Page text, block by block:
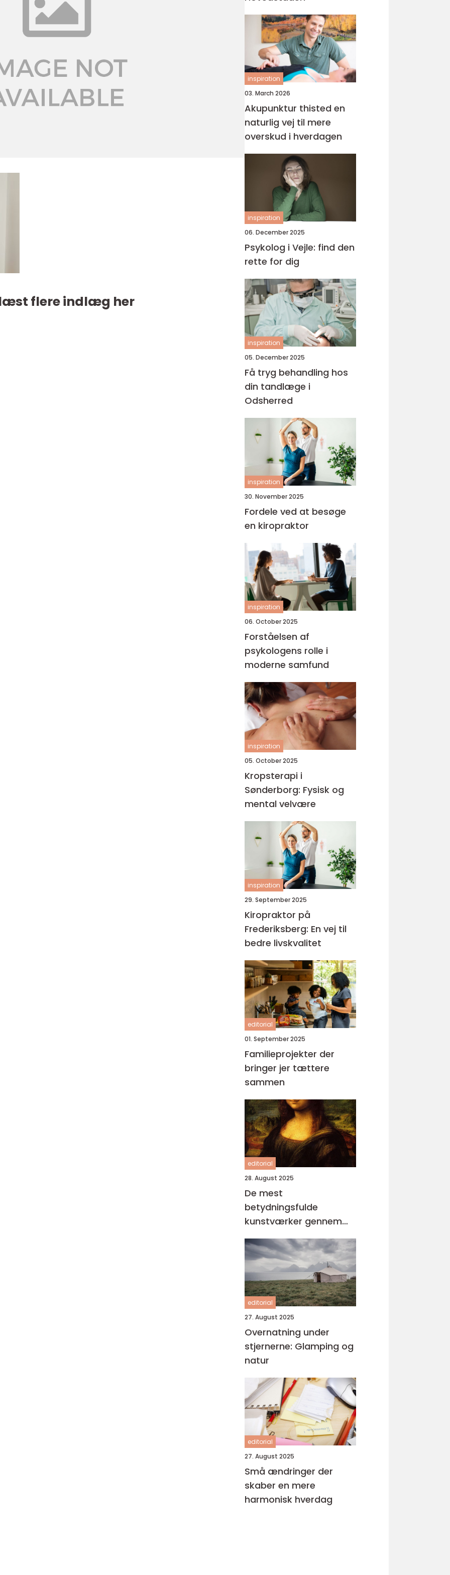
flere indlæg her
inspiration
03. March 2026
Akupunktur thisted en
naturlig vej til mere
overskud i hverdagen
inspiration
06. December 2025
Psykolog i Vejle: find den
rette for dig
inspiration
05. December 2025
Få tryg behandling hos
din tandlæge i
Odsherred
inspiration
30. November 2025
Fordele ved at besøge
en kiropraktor
inspiration
06. October 2025
Forståelsen af
psykologens rolle i
moderne samfund
inspiration
05. October 2025
Kropsterapi i
Sønderborg: Fysisk og
mental velvære
inspiration
29. September 2025
Kiropraktor på
Frederiksberg: En vej til
bedre livskvalitet
editorial
01. September 2025
Familieprojekter der
bringer jer tættere
sammen
editorial
28. August 2025
De mest
betydningsfulde
kunstværker gennem
tiderne
editorial
27. August 2025
Overnatning under
stjernerne: Glamping og
natur
editorial
27. August 2025
Små ændringer der
skaber en mere
harmonisk hverdag